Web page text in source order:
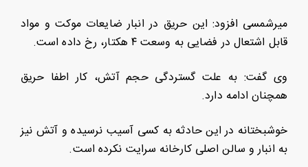
میرشمسی افزود: این حریق در انبار ضایعات موکت و مواد
قابل اشتعال در فضایی به وسعت ۴ هکتار، رخ داده است.
وی گفت: به علت گستردگی حجم آتش، کار اطفا حریق
همچنان ادامه دارد.
خوشبختانه در این حادثه به کسی آسیب نرسیده و آتش نیز
به انبار و سالن اصلی کارخانه سرایت نکرده است.